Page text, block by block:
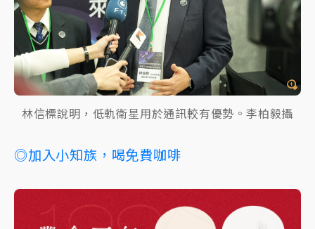
林信標說明，低軌衛星用於通訊較有優勢。李柏毅攝
◎加入小知族，喝免費咖啡